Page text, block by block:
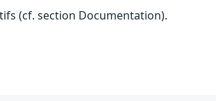
(cf. section Documentation).